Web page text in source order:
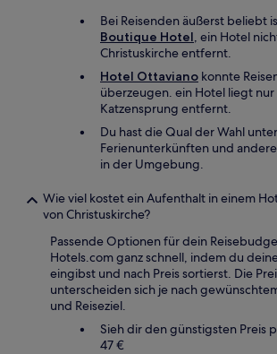
Bei Reisenden äußerst beliebt
Boutique Hotel, ein Hotel
Christuskirche entfernt.
Hotel Ottaviano konnte
überzeugen. ein Hotel liegt nur
Katzensprung entfernt.
Du hast die Qual der Wahl
Ferienunterkünften und
in der Umgebung.
Wie viel kostet ein Aufenthalt in einem
von Christuskirche?
Passende Optionen für dein
Hotels.com ganz schnell, indem du
eingibst und nach Preis sortierst. Die
unterscheiden sich je nach
und Reiseziel.
Sieh dir den günstigsten Preis
47 €